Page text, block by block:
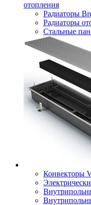
отопления
Радиаторы
Радиаторы
Стальные
Конвекторы